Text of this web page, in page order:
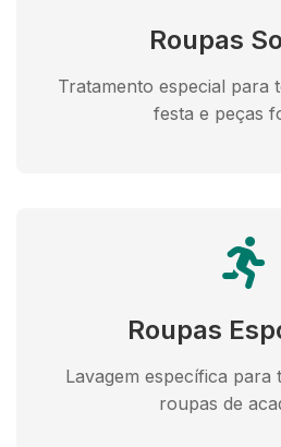
Roupas
Tratamento especial para
festa e peças
Roupas
Lavagem específica para
roupas de